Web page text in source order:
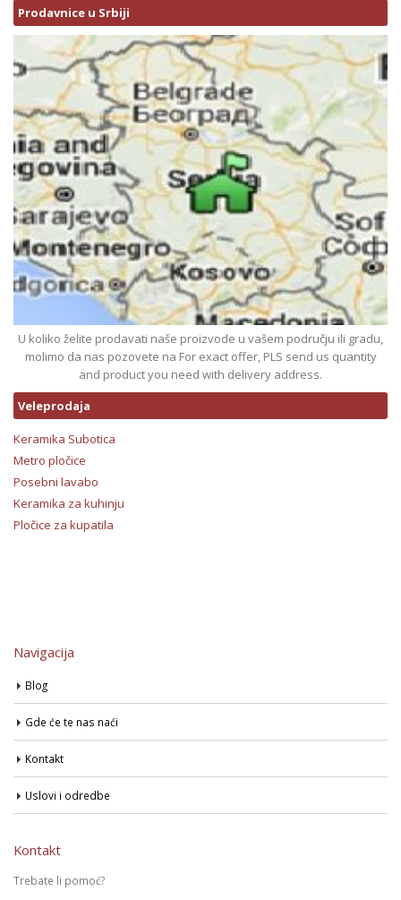
Prodavnice u Srbiji
U koliko želite prodavati naše proizvode u vašem području ili gradu,
molimo da nas pozovete na For exact offer, PLS send us quantity
and product you need with delivery address.
Veleprodaja
Keramika Subotica
Metro pločice
Posebni lavabo
Keramika za kuhinju
Pločice za kupatila
Navigacija
Blog
Gde će te nas naći
Kontakt
Uslovi i odredbe
Kontakt
Trebate li pomoć?